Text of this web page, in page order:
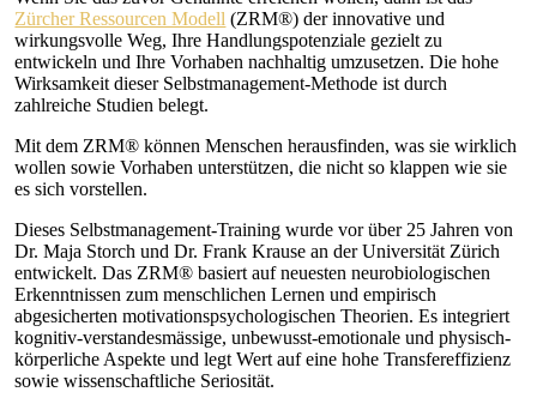
Zürcher Ressourcen Modell (ZRM®) der innovative und
wirkungsvolle Weg, Ihre Handlungspotenziale gezielt zu
entwickeln und Ihre Vorhaben nachhaltig umzusetzen. Die hohe
Wirksamkeit dieser Selbstmanagement-Methode ist durch
zahlreiche Studien belegt.
Mit dem ZRM® können Menschen herausfinden, was sie wirklich
wollen sowie Vorhaben unterstützen, die nicht so klappen wie sie
es sich vorstellen.
Dieses Selbstmanagement-Training wurde vor über 25 Jahren von
Dr. Maja Storch und Dr. Frank Krause an der Universität Zürich
entwickelt. Das ZRM® basiert auf neuesten neurobiologischen
Erkenntnissen zum menschlichen Lernen und empirisch
abgesicherten motivationspsychologischen Theorien. Es integriert
kognitiv-verstandesmässige, unbewusst-emotionale und physisch-
körperliche Aspekte und legt Wert auf eine hohe Transfereffizienz
sowie wissenschaftliche Seriosität.